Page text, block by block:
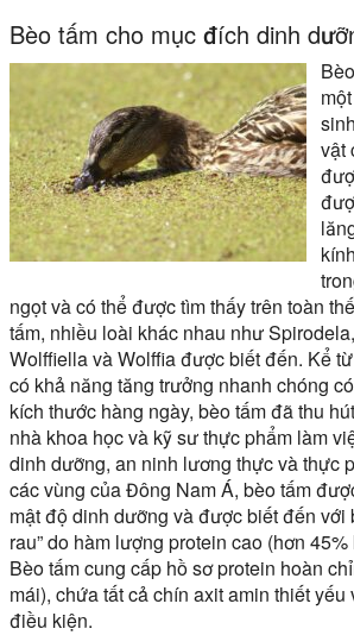
Bèo tấm cho mục đích dinh
vật
ngọt và có thể được tìm thấy trên toàn
tấm, nhiều loài khác nhau như
Wolffiella và Wolffia được biết đến. Kể
có khả năng tăng trưởng nhanh chóng
kích thước hàng ngày, bèo tấm đã thu
nhà khoa học và kỹ sư thực phẩm làm
dinh dưỡng, an ninh lương thực và thực
các vùng của Đông Nam Á, bèo tấm
mật độ dinh dưỡng và được biết đến với
rau” do hàm lượng protein cao (hơn
Bèo tấm cung cấp hồ sơ protein hoàn
mái), chứa tất cả chín axit amin thiết
điều kiện.